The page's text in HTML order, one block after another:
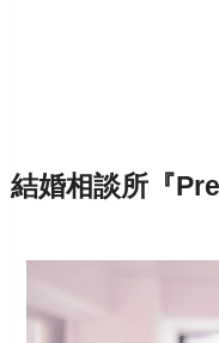
結婚相談所『